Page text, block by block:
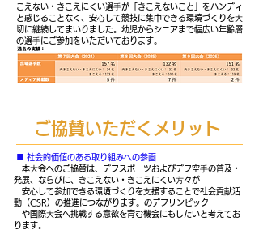
こえない・きこえにくい選⼿が「きこえないこと」をハンディ
と感じることなく、安⼼して競技に集中できる環境づくりを⼤
切に継続してまいりました。幼児からシニアまで幅広い年齢層
の選⼿にご参加をいただいております。
ご協賛いただくメリット
■ 社会的価値のある取り組みへの参画
本⼤会へのご協賛は、デフスポーツおよびデフ空⼿の普及・
発展、ならびに、きこえない・きこえにくい⽅々が
安⼼して参加できる環境づくりを⽀援することで社会貢献活
動（CSR）の推進につながります。のデフリ ンピック
や国際⼤会へ挑戦する意欲を育む機会にもしたいと考えてお
ります。